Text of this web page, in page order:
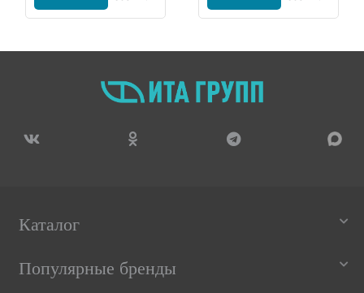
Каталог
Популярные бренды